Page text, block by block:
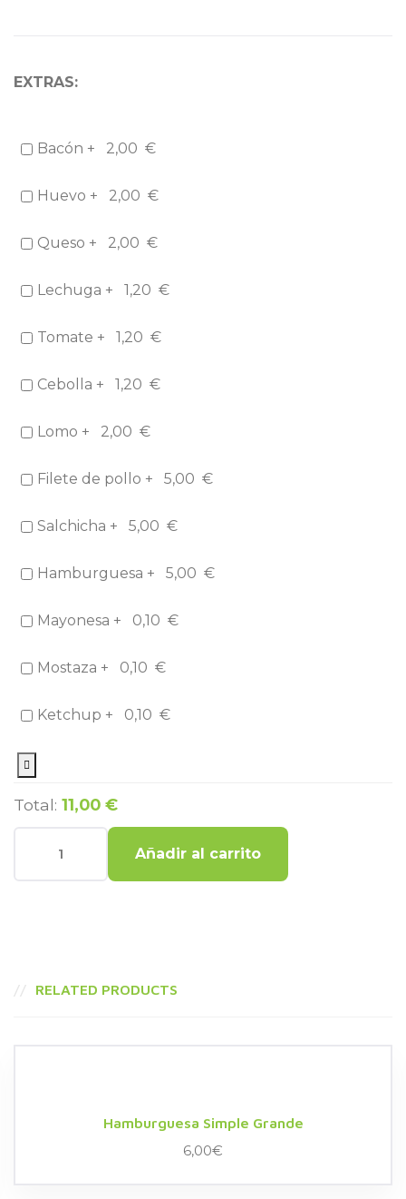
EXTRAS:
Bacón + 2,00 €
Huevo + 2,00 €
Queso + 2,00 €
Lechuga + 1,20 €
Tomate + 1,20 €
Cebolla + 1,20 €
Lomo + 2,00 €
Filete de pollo + 5,00 €
Salchicha + 5,00 €
Hamburguesa + 5,00 €
Mayonesa + 0,10 €
Mostaza + 0,10 €
Ketchup + 0,10 €
Total: 11,00 €
Añadir al carrito
RELATED PRODUCTS
Hamburguesa Simple Grande
6,00€